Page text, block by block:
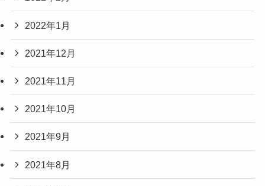
2022年1月
2021年12月
2021年11月
2021年10月
2021年9月
2021年8月